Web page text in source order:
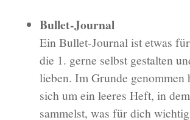
Bullet-Journal
Ein Bullet-Journal ist etwas
die 1. gerne selbst gestalten
lieben. Im Grunde genommen
sich um ein leeres Heft, in
sammelst, was für dich